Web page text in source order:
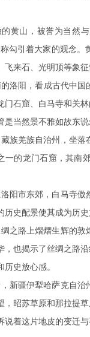
的黄山，被誉为当然
勾引着大家的观念
飞来石、光明顶等象
洛阳，看成古代中国
门石窟、白马寺和关
是当然景不雅如故东
族羌族自治州，坐
一的龙门石窟，其南
阳市东郊，白马寺
历史配景使其成为历
之路上熠熠生辉的
，也揭示了丝绸之路
历史放心感。
新疆伊犁哈萨克自
，昭苏草原和那拉提
说着这片地皮的变迁